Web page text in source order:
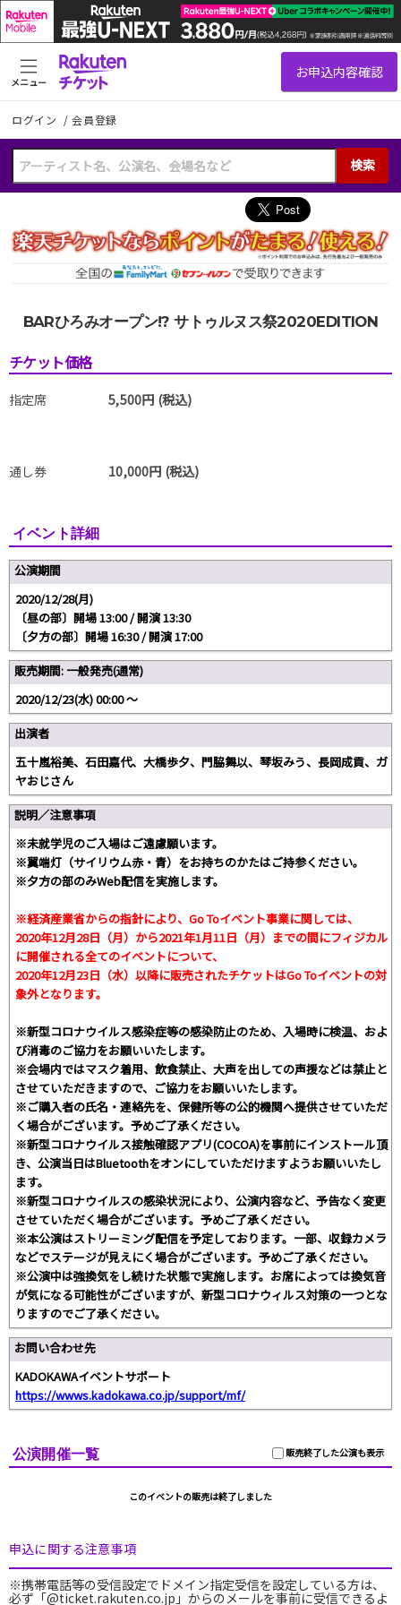
ログイン /会員登録
検索
メニュー
BARひろみオープン!? サトゥルヌス祭2020EDITION
チケット価格
指定席 5,500円 (税込)
通し券 10,000円 (税込)
イベント詳細
公演期間
2020/12/28(月)
〔昼の部〕開場 13:00 / 開演 13:30
〔夕方の部〕開場 16:30 / 開演 17:00
販売期間: 一般発売(通常)
2020/12/23(水) 00:00 〜
出演者
五十嵐裕美、石田嘉代、大橋歩夕、門脇舞以、琴坂みう、長岡成貢、ガ
ヤおじさん
説明／注意事項
※未就学児のご入場はご遠慮願います。
※翼端灯（サイリウム赤・青）をお持ちのかたはご持参ください。
※夕方の部のみWeb配信を実施します。
※経済産業省からの指針により、Go Toイベント事業に関しては、
2020年12月28日（月）から2021年1月11日（月）までの間にフィジカル
に開催される全てのイベントについて、
2020年12月23日（水）以降に販売されたチケットはGo Toイベントの対
象外となります。
※新型コロナウイルス感染症等の感染防止のため、入場時に検温、およ
び消毒のご協力をお願いいたします。
※会場内ではマスク着用、飲食禁止、大声を出しての声援などは禁止と
させていただきますので、ご協力をお願いいたします。
※ご購入者の氏名・連絡先を、保健所等の公的機関へ提供させていただ
く場合がございます。予めご了承ください。
※新型コロナウイルス接触確認アプリ(COCOA)を事前にインストール頂
き、公演当日はBluetoothをオンにしていただけますようお願いいたし
ます。
※新型コロナウイルスの感染状況により、公演内容など、予告なく変更
させていただく場合がございます。予めご了承ください。
※本公演はストリーミング配信を予定しております。一部、収録カメラ
などでステージが見えにく場合がございます。予めご了承ください。
※公演中は強換気をし続けた状態で実施します。お席によっては換気音
が気になる可能性がございますが、新型コロナウィルス対策の一つとな
りますのでご了承ください。
お問い合わせ先
KADOKAWAイベントサポート
https://wwws.kadokawa.co.jp/support/mf/
販売終了した公演も表示
公演開催一覧
このイベントの販売は終了しました
申込に関する注意事項
※携帯電話等の受信設定でドメイン指定受信を設定している方は、
必ず「@ticket.rakuten.co.jp」からのメールを事前に受信できるよ